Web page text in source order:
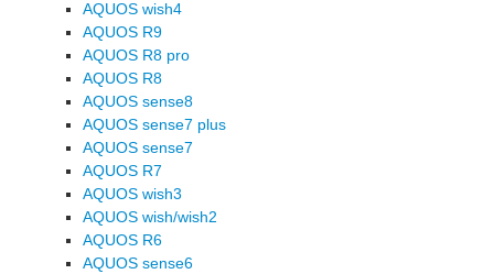
AQUOS wish4
AQUOS R9
AQUOS R8 pro
AQUOS R8
AQUOS sense8
AQUOS sense7 plus
AQUOS sense7
AQUOS R7
AQUOS wish3
AQUOS wish/wish2
AQUOS R6
AQUOS sense6